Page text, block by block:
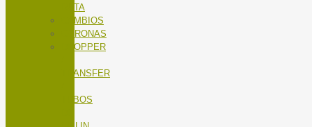
RUTA
CAMBIOS
CORONAS
DROPPER
TRANSFER
TUBOS